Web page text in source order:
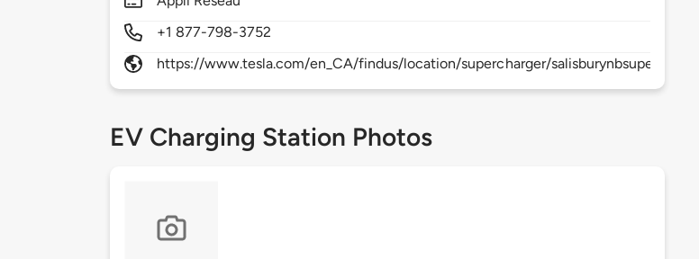
+1 877-798-3752
https://www.tesla.com/en_CA/findus/location/supercharger/salisburynbsupercharger
EV Charging Station Photos